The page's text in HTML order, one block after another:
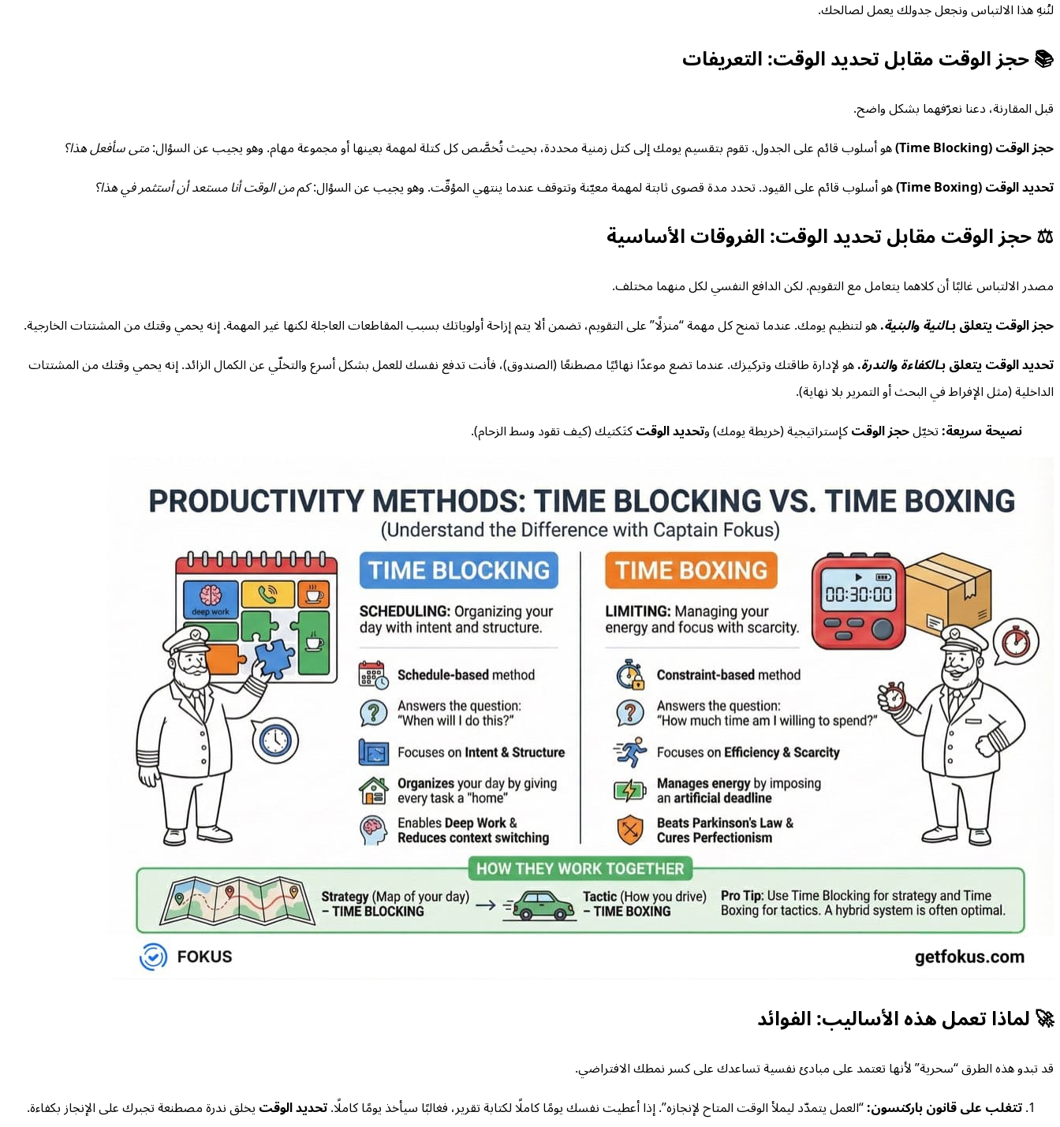
لنُنهِ هذا الالتباس ونجعل جدولك يعمل لصالحك.
📚 حجز الوقت مقابل تحديد الوقت: التعريفات
قبل المقارنة، دعنا نعرّفهما بشكل واضح.
حجز الوقت (Time Blocking) هو أسلوب قائم على الجدول. تقوم بتقسيم يومك إلى كتل زمنية محددة، بحيث تُخصَّص كل كتلة لمهمة بعينها أو مجموعة مهام. وهو يجيب عن السؤال:متى سأفعل هذا؟
تحديد الوقت (Time Boxing) هو أسلوب قائم على القيود. تحدد مدة قصوى ثابتة لمهمة معيّنة وتتوقف عندما ينتهي المؤقّت. وهو يجيب عن السؤال:كم من الوقت أنا مستعد أن أستثمر في هذا؟
⚖️ حجز الوقت مقابل تحديد الوقت: الفروقات الأساسية
مصدر الالتباس غالبًا أن كلاهما يتعامل مع التقويم. لكن الدافع النفسي لكل منهما مختلف.
حجز الوقت يتعلق بـالنية والبنية. هو لتنظيم يومك. عندما تمنح كل مهمة “منزلًا” على التقويم، تضمن ألا يتم إزاحة أولوياتك بسبب المقاطعات العاجلة لكنها غير المهمة. إنه يحمي وقتك من المشتتات الخارجية.
تحديد الوقت يتعلق بـالكفاءة والندرة. هو لإدارة طاقتك وتركيزك. عندما تضع موعدًا نهائيًا مصطنعًا (الصندوق)، فأنت تدفع نفسك للعمل بشكل أسرع والتخلّي عن الكمال الزائد. إنه يحمي وقتك من المشتتات
الداخلية (مثل الإفراط في البحث أو التمرير بلا نهاية).
نصيحة سريعة: تخيّلحجز الوقت كإستراتيجية (خريطة يومك) وتحديد الوقت كتَكتيك (كيف تقود وسط الزحام).
🚀 لماذا تعمل هذه الأساليب: الفوائد
قد تبدو هذه الطرق “سحرية” لأنها تعتمد على مبادئ نفسية تساعدك على كسر نمطك الافتراضي.
تتغلب على قانون باركنسون: “العمل يتمدّد ليملأ الوقت المتاح لإنجازه”. إذا أعطيت نفسك يومًا كاملًا لكتابة تقرير، فغالبًا سيأخذ يومًا كاملًا. تحديد الوقت يخلق ندرة مصطنعة تجبرك على الإنجاز بكفاءة.